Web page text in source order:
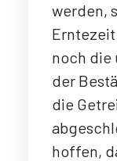
werden,
noch die
der
die
hoffen,